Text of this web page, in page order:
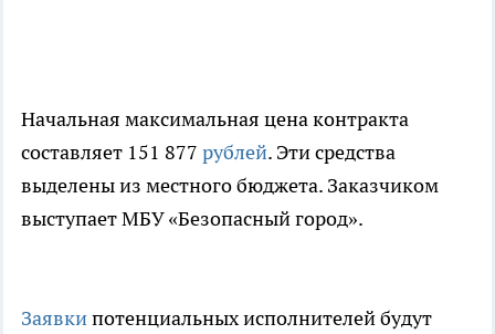
Начальная максимальная цена контракта
составляет 151 877 рублей. Эти средства
выделены из местного бюджета. Заказчиком
выступает МБУ «Безопасный город».
Заявкипотенциальных исполнителей будут